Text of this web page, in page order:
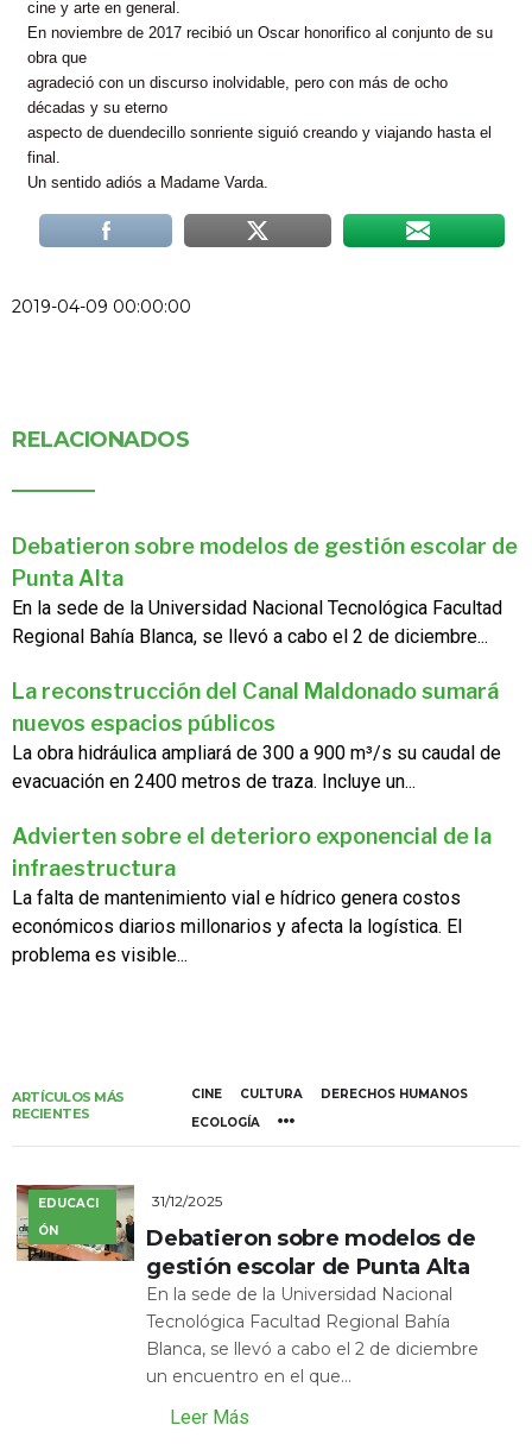
cine y arte en general.
En noviembre de 2017 recibió un Oscar honorifico al conjunto de su
obra que
agradeció con un discurso inolvidable, pero con más de ocho
décadas y su eterno
aspecto de duendecillo sonriente siguió creando y viajando hasta el
final.
Un sentido adiós a Madame Varda.
2019-04-09 00:00:00
RELACIONADOS
Debatieron sobre modelos de gestión escolar de
Punta Alta
En la sede de la Universidad Nacional Tecnológica Facultad
Regional Bahía Blanca, se llevó a cabo el 2 de diciembre...
La reconstrucción del Canal Maldonado sumará
nuevos espacios públicos
La obra hidráulica ampliará de 300 a 900 m³/s su caudal de
evacuación en 2400 metros de traza. Incluye un...
Advierten sobre el deterioro exponencial de la
infraestructura
La falta de mantenimiento vial e hídrico genera costos
económicos diarios millonarios y afecta la logística. El
problema es visible...
ARTÍCULOS MÁS
RECIENTES
CINE CULTURA
DERECHOS HUMANOS
ECOLOGÍA
EDUCACI
ÓN
31/12/2025
Debatieron sobre modelos de
gestión escolar de Punta Alta
En la sede de la Universidad Nacional
Tecnológica Facultad Regional Bahía
Blanca, se llevó a cabo el 2 de diciembre
un encuentro en el que...
Leer Más